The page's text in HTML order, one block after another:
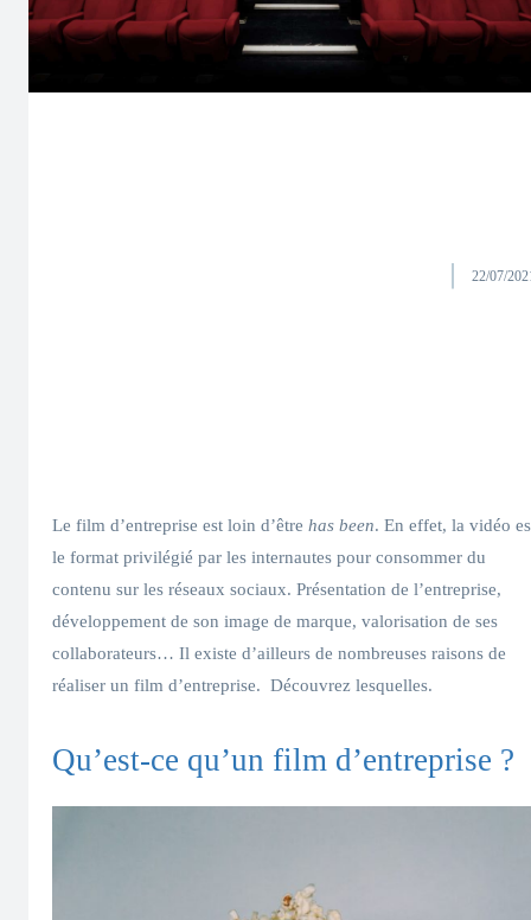
22/07/
Le film d’entreprise est loin d’être has been. En effet, la vidéo
le format privilégié par les internautes pour consommer du
contenu sur les réseaux sociaux. Présentation de l’entreprise,
développement de son image de marque, valorisation de ses
collaborateurs… Il existe d’ailleurs de nombreuses raisons de
réaliser un film d’entreprise. Découvrez lesquelles.
Qu’est-ce qu’un film d’entreprise ?